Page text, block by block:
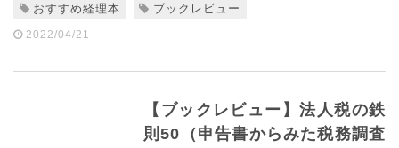
おすすめ経理本 ブックレビュー
2022/04/21
【ブックレビュー】法人税の鉄
則50（申告書からみた税務調査